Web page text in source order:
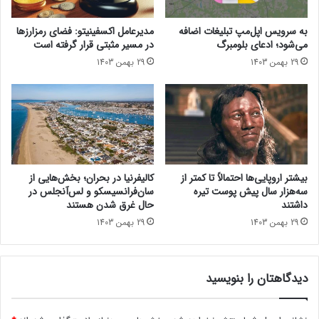
o
k
س
ا
م
س
و
ن
گ
ر
ا
ه
س
د
به سرویس اپل‌مپ تبلیغات اضافه
می‌شود؛ ادعای بلومبرگ
29 بهمن 1403
مدیرعامل اکسفینیتو:‌ فضای رمزارزها
در مسیر مثبتی قرار گرفته است
29 بهمن 1403
بیشتر اروپایی‌ها احتمالاً تا کمتر از
سه‌هزار سال پیش پوست تیره
داشتند
29 بهمن 1403
کالیفرنیا در بحران؛ بخش‌هایی از
سان‌فرانسیسکو و لس‌آنجلس در
حال غرق شدن هستند
29 بهمن 1403
دیدگاهتان را بنویسید